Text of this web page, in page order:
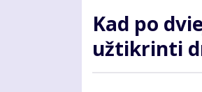
Kad po
užtikrinti